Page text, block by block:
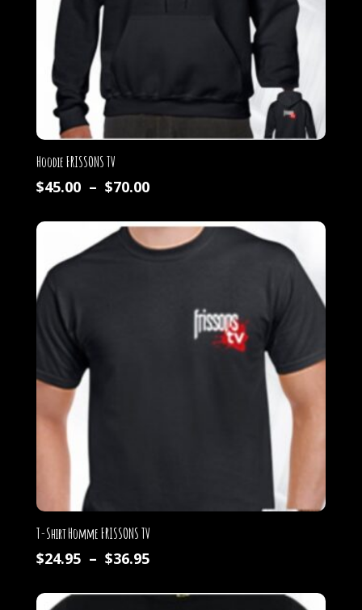
Hoodie FRISSONS TV
$45.00 – $70.00Plage
prix :
$45.00
T-Shirt Homme FRISSONS TV
$24.95 – $36.95Plage
prix :